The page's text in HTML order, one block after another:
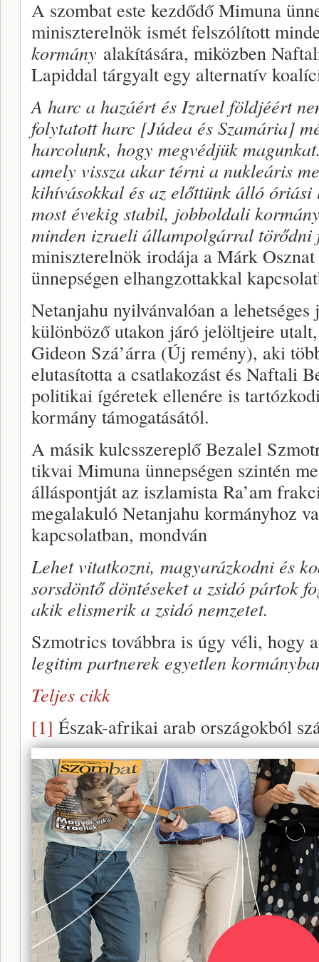
A szombat este kezdődő Mimuna
miniszterelnök ismét felszólított
kormány alakítására, miközben
Lapiddal tárgyalt egy alternatív
A harc a hazáért és Izrael földjéért
folytatott harc [Júdea és Szamária]
harcolunk, hogy megvédjük
amely vissza akar térni a nukleáris
kihívásokkal és az előttünk álló óriási
most évekig stabil, jobboldali
minden izraeli állampolgárral törődni
miniszterelnök irodája a Márk
ünnepségen elhangzottakkal
Netanjahu nyilvánvalóan a
különböző utakon járó jelöltjeire
Gideon Szá’árra (Új remény), aki
elutasította a csatlakozást és Naftali
politikai ígéretek ellenére is
kormány támogatásától.
A másik kulcsszereplő Bezalel
tikvai Mimuna ünnepségen szintén
álláspontját az iszlamista Ra’am
megalakuló Netanjahu kormányhoz
kapcsolatban, mondván
Lehet vitatkozni, magyarázkodni és
sorsdöntő döntéseket a zsidó pártok
akik elismerik a zsidó nemzetet.
Szmotrics továbbra is úgy véli, hogy
legitim partnerek egyetlen
Teljes cikk
[1] Észak-afrikai arab országokból